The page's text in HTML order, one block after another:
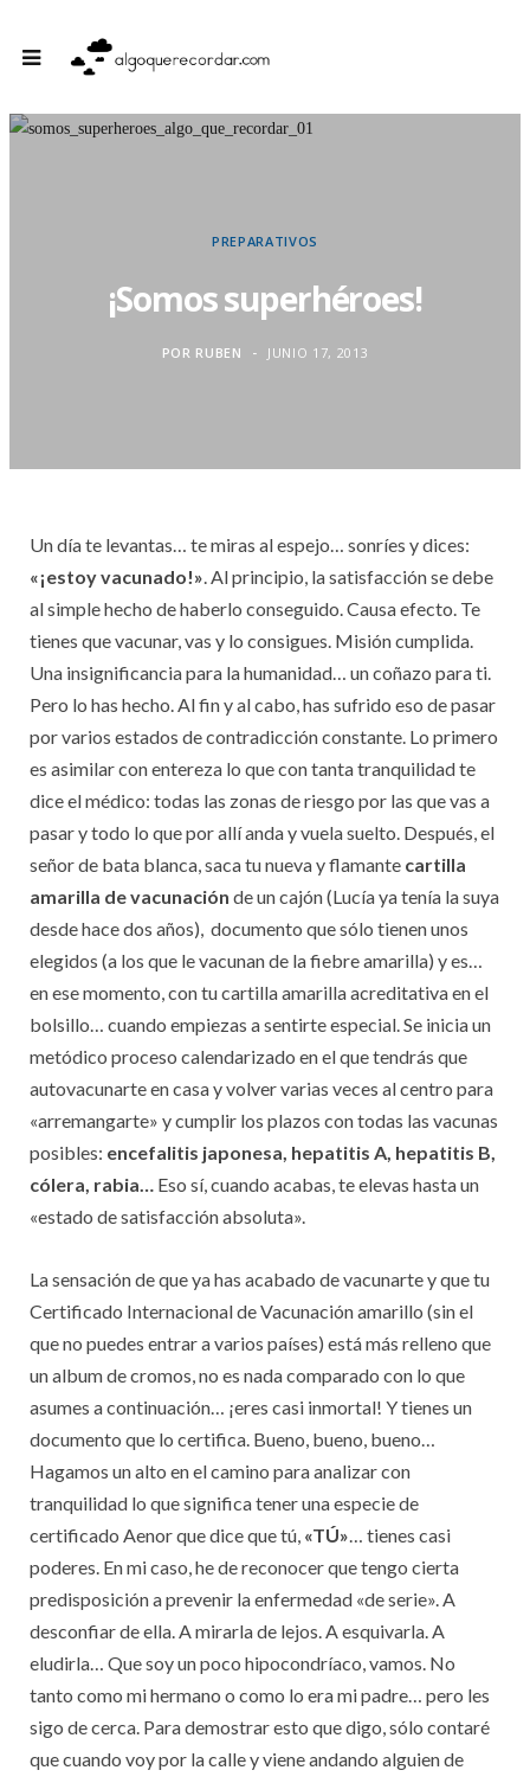
PREPARATIVOS
¡Somos superhéroes!
POR RUBEN JUNIO 17, 2013
Un día te levantas… te miras al espejo… sonríes y dices:
«¡estoy vacunado!». Al principio, la satisfacción se debe
al simple hecho de haberlo conseguido. Causa efecto. Te
tienes que vacunar, vas y lo consigues. Misión cumplida.
Una insignificancia para la humanidad… un coñazo para ti.
Pero lo has hecho. Al fin y al cabo, has sufrido eso de pasar
por varios estados de contradicción constante. Lo primero
es asimilar con entereza lo que con tanta tranquilidad te
dice el médico: todas las zonas de riesgo por las que vas a
pasar y todo lo que por allí anda y vuela suelto. Después, el
señor de bata blanca, saca tu nueva y flamante cartilla
amarilla de vacunación de un cajón (Lucía ya tenía la suya
desde hace dos años), documento que sólo tienen unos
elegidos (a los que le vacunan de la fiebre amarilla) y es…
en ese momento, con tu cartilla amarilla acreditativa en el
bolsillo… cuando empiezas a sentirte especial. Se inicia un
metódico proceso calendarizado en el que tendrás que
autovacunarte en casa y volver varias veces al centro para
«arremangarte» y cumplir los plazos con todas las vacunas
posibles: encefalitis japonesa, hepatitis A, hepatitis B,
cólera, rabia… Eso sí, cuando acabas, te elevas hasta un
«estado de satisfacción absoluta».
La sensación de que ya has acabado de vacunarte y que tu
Certificado Internacional de Vacunación amarillo (sin el
que no puedes entrar a varios países) está más relleno que
un album de cromos, no es nada comparado con lo que
asumes a continuación… ¡eres casi inmortal! Y tienes un
documento que lo certifica. Bueno, bueno, bueno…
Hagamos un alto en el camino para analizar con
tranquilidad lo que significa tener una especie de
certificado Aenor que dice que tú, «TÚ»… tienes casi
poderes. En mi caso, he de reconocer que tengo cierta
predisposición a prevenir la enfermedad «de serie». A
desconfiar de ella. A mirarla de lejos. A esquivarla. A
eludirla… Que soy un poco hipocondríaco, vamos. No
tanto como mi hermano o como lo era mi padre… pero les
sigo de cerca. Para demostrar esto que digo, sólo contaré
que cuando voy por la calle y viene andando alguien de